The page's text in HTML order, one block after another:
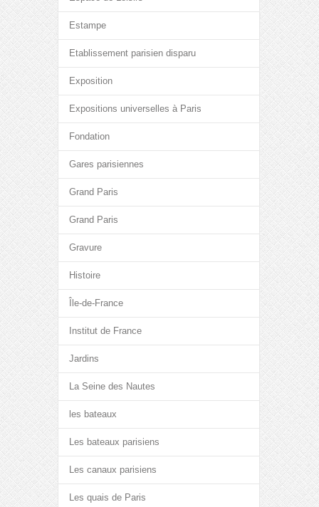
Estampe
Etablissement parisien disparu
Exposition
Expositions universelles à Paris
Fondation
Gares parisiennes
Grand Paris
Grand Paris
Gravure
Histoire
Île-de-France
Institut de France
Jardins
La Seine des Nautes
les bateaux
Les bateaux parisiens
Les canaux parisiens
Les quais de Paris